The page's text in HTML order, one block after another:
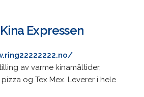
Expressen
av varme kinamåltider,
og Tex Mex. Leverer i hele